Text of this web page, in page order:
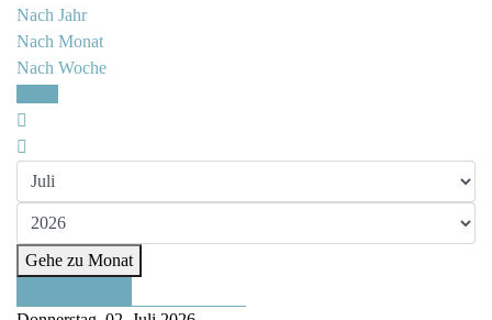
Nach Jahr
Nach Monat
Nach Woche
Gehe zu Monat